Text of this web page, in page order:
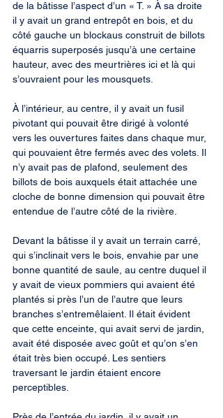
de la bâtisse l’aspect d’un « T. » À sa droite
il y avait un grand entrepôt en bois, et du
côté gauche un blockaus construit de billots
équarris superposés jusqu’à une certaine
hauteur, avec des meurtrières ici et là qui
s’ouvraient pour les mousquets.
À l’intérieur, au centre, il y avait un fusil
pivotant qui pouvait être dirigé à volonté
vers les ouvertures faites dans chaque mur,
qui pouvaient être fermés avec des volets. Il
n’y avait pas de plafond, seulement des
billots de bois auxquels était attachée une
cloche de bonne dimension qui pouvait être
entendue de l’autre côté de la rivière.
Devant la bâtisse il y avait un terrain carré,
qui s’inclinait vers le bois, envahie par une
bonne quantité de saule, au centre duquel il
y avait de vieux pommiers qui avaient été
plantés si près l’un de l’autre que leurs
branches s’entremêlaient. Il était évident
que cette enceinte, qui avait servi de jardin,
avait été disposée avec goût et qu’on s’en
était très bien occupé. Les sentiers
traversant le jardin étaient encore
perceptibles.